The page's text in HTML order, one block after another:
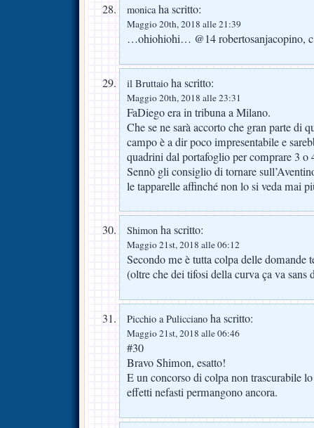
monicaha scritto:
Maggio 20th, 2018 alle 21:39
…ohiohiohi… @14 robertosanjacopino,
il Bruttaio ha scritto:
Maggio 20th, 2018 alle 23:31
FaDiego era in tribuna a Milano.
Che se ne sarà accorto che gran parte di
campo è a dir poco impresentabile e
quadrini dal portafoglio per comprare 3 o
Sennò gli consiglio di tornare
le tapparelle affinché non lo si veda mai
Shimon ha scritto:
Maggio 21st, 2018 alle 06:12
Secondo me è tutta colpa delle domande
(oltre che dei tifosi della curva ça va sans
Picchio a Pulicciano ha scritto:
Maggio 21st, 2018 alle 06:46
#30
Bravo Shimon, esatto!
E un concorso di colpa non trascurabile
effetti nefasti permangono ancora.